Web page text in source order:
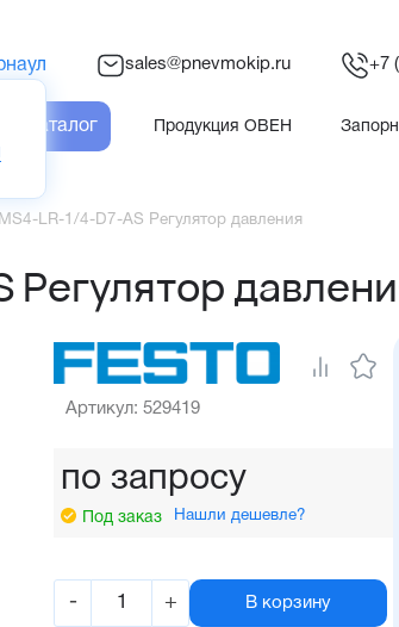
sales@pnevmokip.ru +7
Каталог Продукция ОВЕН
MS4-LR-1/4-D7-AS Регулятор давления
Регулятор
Артикул: 529419
по запросу
Под заказ Нашли дешевле?
- + В корзину